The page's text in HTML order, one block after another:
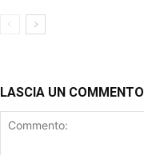
LASCIA UN COMMENTO